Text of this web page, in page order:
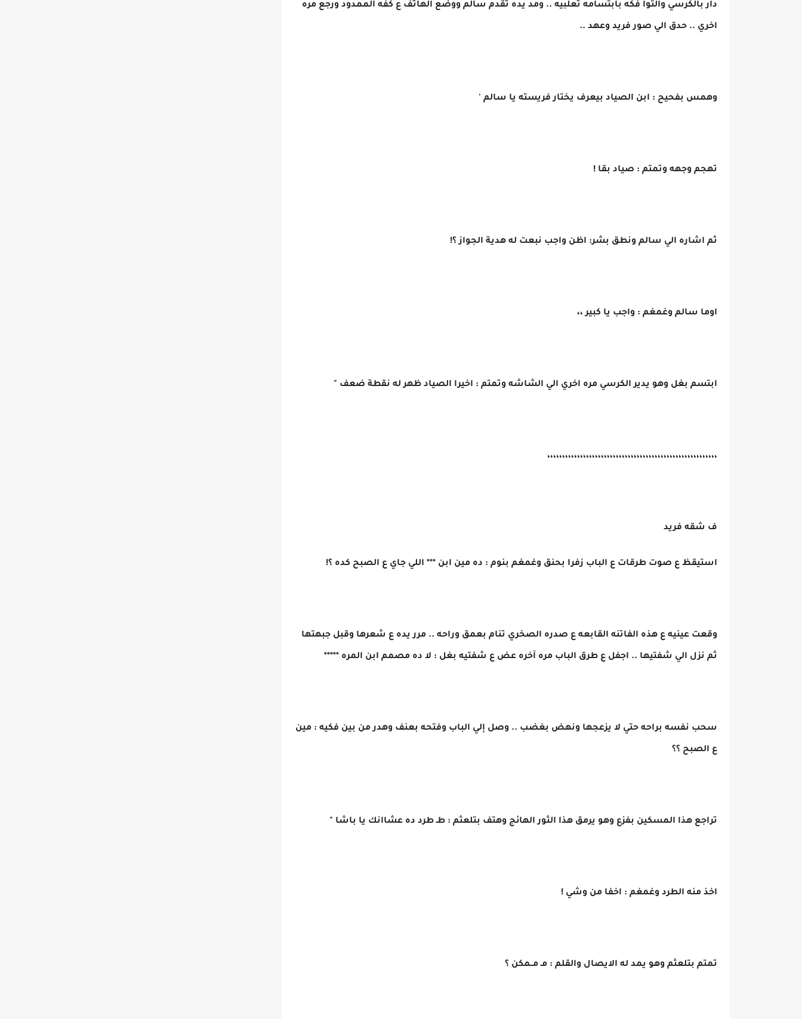
دار بالكرسي والتوا فكه بابتسامه ثعلبيه .. ومد يده تقدم سالم ووضع الهاتف ع كفه الممدود ورجع مره
اخري .. حدق الي صور فريد وعهد ..
وهمس بفحيح : ابن الصياد بيعرف يختار فريسته يا سالم '
تهجم وجهه وتمتم : صياد بقا !
ثم اشاره الي سالم ونطق بشر: اظن واجب نبعت له هدية الجواز ؟!
اوما سالم وغمغم : واجب يا كبير ،،
ابتسم بغل وهو يدير الكرسي مره اخري الي الشاشه وتمتم : اخيرا الصياد ظهر له نقطة ضعف "
،،،،،،،،،،،،،،،،،،،،،،،،،،،،،،،،،،،،،،،،،،،،،،،،،،،،،،،،،
ف شقه فريد
استيقظ ع صوت طرقات ع الباب زفرا بحنق وغمغم بنوم : ده مين ابن *** اللي جاي ع الصبح كده ؟!
وقعت عينيه ع هذه الفاتنه القابعه ع صدره الصخري تنام بعمق وراحه .. مرر يده ع شعرها وقبل جبهتها
ثم نزل الي شفتيها .. اجفل ع طرق الباب مره آخره عض ع شفتيه بغل : لا ده مصمم ابن المره *****
سحب نفسه براحه حتي لا يزعجها ونهض بغضب .. وصل إلي الباب وفتحه بعنف وهدر من بين فكيه : مين
ع الصبح ؟؟
تراجع هذا المسكين بفزع وهو يرمق هذا الثور الهائج وهتف بتلعثم : طـ طرد ده عشاانك يا باشا "
اخذ منه الطرد وغمغم : اخفا من وشي !
تمتم بتلعثم وهو يمد له الايصال والقلم : مـ مــمكن ؟